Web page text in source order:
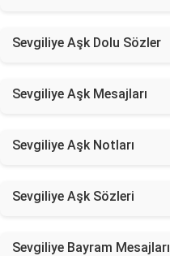
Sevgiliye Aşk Dolu Sözler
Sevgiliye Aşk Mesajları
Sevgiliye Aşk Notları
Sevgiliye Aşk Sözleri
Sevgiliye Bayram Mesajları